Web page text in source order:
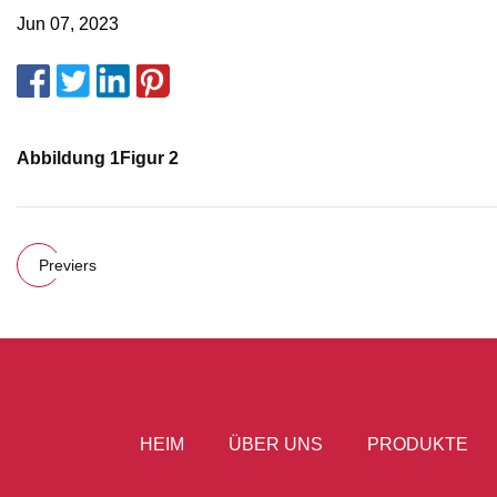
Jun 07, 2023
Abbildung 1Figur 2
Previers
HEIM ÜBER UNS PRODUKTE